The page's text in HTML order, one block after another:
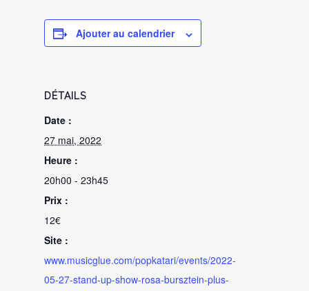
Ajouter au calendrier
DÉTAILS
Date :
27 mai, 2022
Heure :
20h00 - 23h45
Prix :
12€
Site :
www.musicglue.com/popkatari/events/2022-
05-27-stand-up-show-rosa-bursztein-plus-